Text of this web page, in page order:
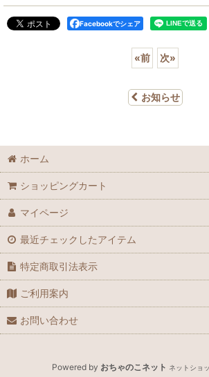
Facebookでシェア
«前 次»
お知らせ
ホーム
ショッピングカート
マイページ
最近チェックしたアイテム
特定商取引法表示
ご利用案内
お問い合わせ
Powered by おちゃのこネット ネットショ